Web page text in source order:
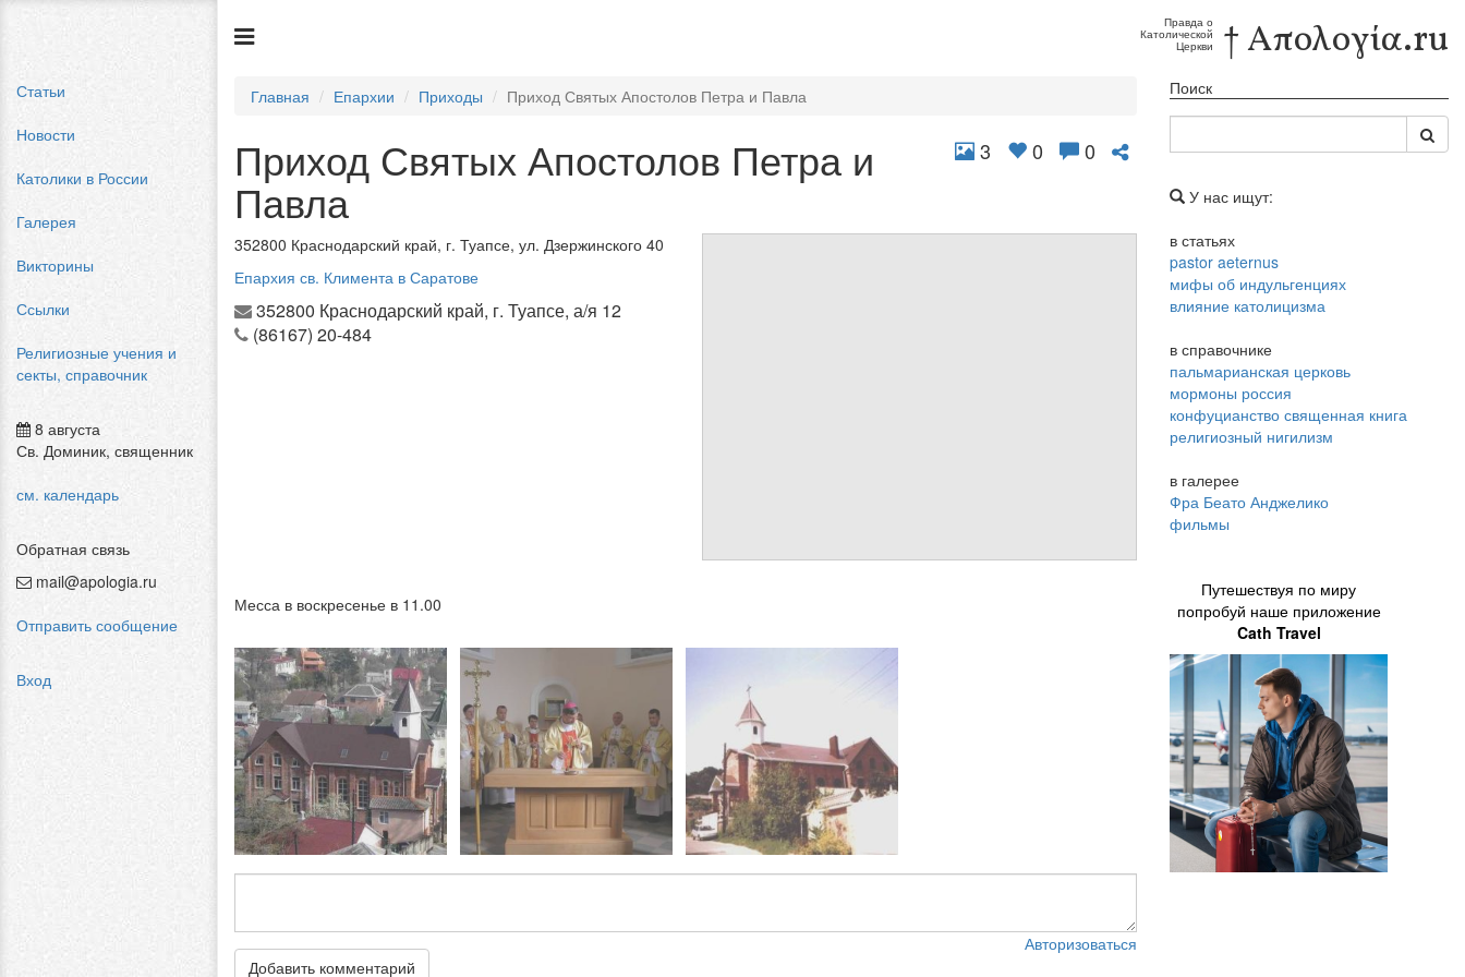
Статьи
Новости
Католики в России
Галерея
Викторины
Ссылки
Религиозные учения и
секты, справочник
8 августа
Св. Доминик, священник
см. календарь
Обратная связь
mail@apologia.ru
Отправить сообщение
Вход
Правда о
Католической
Церкви † Απολογία.ru
Главная Епархии Приходы Приход Святых Апостолов Петра и Павла
3 0 0
Приход Святых Апостолов Петра и
Павла
352800 Краснодарский край, г. Туапсе, ул. Дзержинского 40
Епархия св. Климента в Саратове
352800 Краснодарский край, г. Туапсе, а/я 12
(86167) 20-484
Месса в воскресенье в 11.00
Авторизоваться
Добавить комментарий
Поиск
У нас ищут:
в статьях
pastor aeternus
мифы об индульгенциях
влияние католицизма
в справочнике
пальмарианская церковь
мормоны россия
конфуцианство священная книга
религиозный нигилизм
в галерее
Фра Беато Анджелико
фильмы
Путешествуя по миру
попробуй наше приложение
Cath Travel